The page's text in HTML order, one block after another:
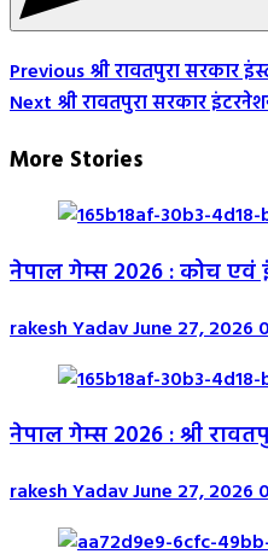
Post
Navigation
Previousश्री रावतपुरा सरकार
Nextश्री रावतपुरा सरकार
More Stories
नेपाल गेम्स 2026 : कोच
rakesh YadavJune 27, 2026
नेपाल गेम्स 2026 : श्री
rakesh YadavJune 27, 2026